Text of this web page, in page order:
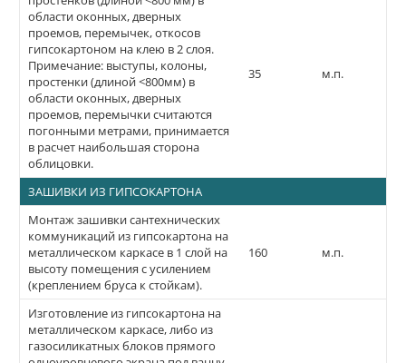
области оконных, дверных
проемов, перемычек, откосов
гипсокартоном на клею в 2 слоя.
Примечание: выступы, колоны,
простенки (длиной <800мм) в
области оконных, дверных
проемов, перемычки считаются
погонными метрами, принимается
в расчет наибольшая сторона
облицовки.
35 м.п.
ЗАШИВКИ ИЗ ГИПСОКАРТОНА
Монтаж зашивки сантехнических
коммуникаций из гипсокартона на
металлическом каркасе в 1 слой на
высоту помещения с усилением
(креплением бруса к стойкам).
160 м.п.
Изготовление из гипсокартона на
металлическом каркасе, либо из
газосиликатных блоков прямого